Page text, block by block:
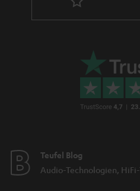
Teufel Blog
Audio-Technologien, HiFi-